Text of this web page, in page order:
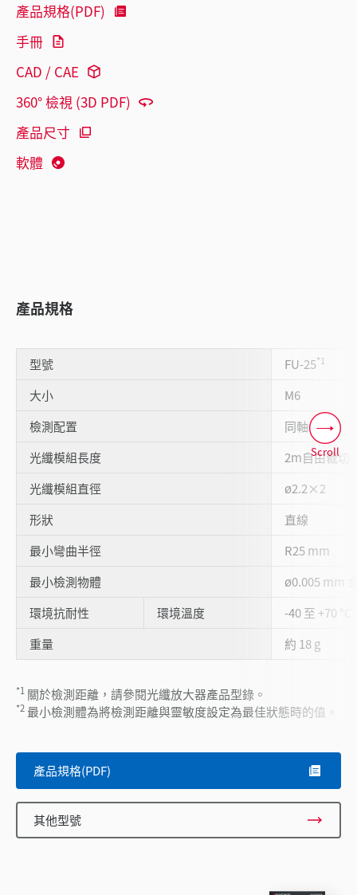
產品規格(PDF)
手冊
CAD / CAE
360° 檢視 (3D PDF)
產品尺寸
軟體
產品規格
型號 FU-25*1
大小
M6
檢測配置
同軸
光纖模組長度
2m自由裁切
光纖模組直徑
ø2.2×2
形狀
直線
最小彎曲半徑
R25 mm
最小檢測物體
ø0.005 mm
環境抗耐性
環境溫度
-40 至 +70 °C
重量
約 18 g
*1 關於檢測距離，請參閱光纖放大器產品型錄。
*2 最小檢測體為將檢測距離與靈敏度設定為最佳狀態時的值。
Scroll
產品規格(PDF)
其他型號